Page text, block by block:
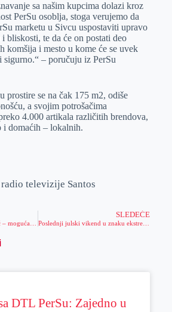
sa našim kupcima dolazi kroz
PerSu osoblja, stoga verujemo da
marketu u Sivcu uspostaviti upravo
bliskosti, te da će on postati deo
komšija i mesto u kome će se uvek
sigurno.“ – poručuju iz PerSu
prostire se na čak 175 m2, odiše
a svojim potrošačima
4.000 artikala različitih brendova,
i domaćih – lokalnih.
televizije Santos
Paraolimpijac Goran Perlić – moguća medalju u Tokiju
SLEDEĆE
DTL PerSu: Zajedno u